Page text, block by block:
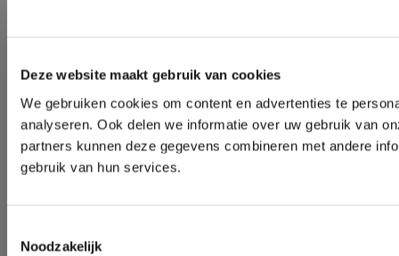
Deze website maakt gebruik van cookies
We gebruiken cookies om content en advertenties te
analyseren. Ook delen we informatie over uw gebruik van
partners kunnen deze gegevens combineren met andere
gebruik van hun services.
Noodzakelijk